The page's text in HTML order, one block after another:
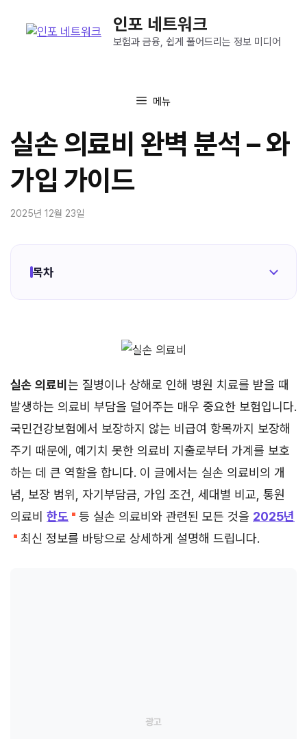
인포 네트워크
보험과 금융, 쉽게 풀어드리는 정보 미디어
메뉴
실손 의료비 완벽 분석 – 와
가입 가이드
2025년 12월 23일
목차
실손 의료비는 질병이나 상해로 인해 병원 치료를 받을 때
발생하는 의료비 부담을 덜어주는 매우 중요한 보험입니다.
국민건강보험에서 보장하지 않는 비급여 항목까지 보장해
주기 때문에, 예기치 못한 의료비 지출로부터 가계를 보호
하는 데 큰 역할을 합니다. 이 글에서는 실손 의료비의 개
념, 보장 범위, 자기부담금, 가입 조건, 세대별 비교, 통원
의료비 한도 등 실손 의료비와 관련된 모든 것을 2025년
최신 정보를 바탕으로 상세하게 설명해 드립니다.